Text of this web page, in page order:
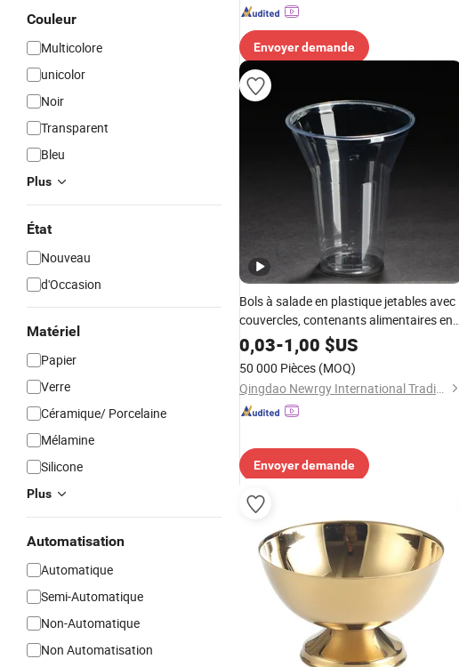
Couleur
Multicolore
unicolor
Noir
Transparent
Bleu
Plus
État
Nouveau
d'Occasion
Matériel
Papier
Verre
Céramique/ Porcelaine
Mélamine
Silicone
Plus
Automatisation
Automatique
Semi-Automatique
Non-Automatique
Non Automatisation
Envoyer demande
Bols à salade en plastique jetables avec
couvercles, contenants alimentaires en
plastique jetables, gobelets à sauce en
plastique avec couvercles
0,03-1,00 $US
50 000 Pièces (MOQ)
Qingdao Newrgy International Trading Co., Ltd
Envoyer demande